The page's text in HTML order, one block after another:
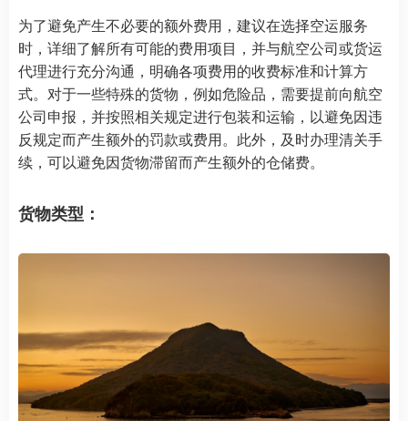
为了避免产生不必要的额外费用，建议在选择空运服务
时，详细了解所有可能的费用项目，并与航空公司或货运
代理进行充分沟通，明确各项费用的收费标准和计算方
式。对于一些特殊的货物，例如危险品，需要提前向航空
公司申报，并按照相关规定进行包装和运输，以避免因违
反规定而产生额外的罚款或费用。此外，及时办理清关手
续，可以避免因货物滞留而产生额外的仓储费。
货物类型：